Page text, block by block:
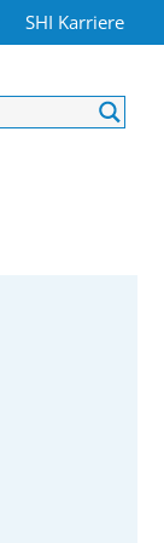
SHI Karriere